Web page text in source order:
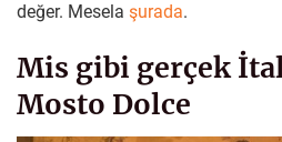
değer. Mesela şurada.
Mis gibi gerçek
Mosto Dolce